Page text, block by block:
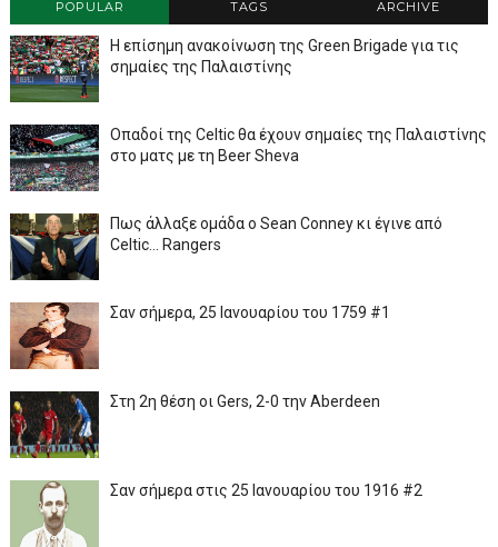
POPULAR TAGS ARCHIVE
Η επίσημη ανακοίνωση της Green Brigade για τις
σημαίες της Παλαιστίνης
Οπαδοί της Celtic θα έχουν σημαίες της Παλαιστίνης
στο ματς με τη Beer Sheva
Πως άλλαξε ομάδα ο Sean Conney κι έγινε από
Celtic... Rangers
Σαν σήμερα, 25 Ιανουαρίου του 1759 #1
Στη 2η θέση οι Gers, 2-0 την Aberdeen
Σαν σήμερα στις 25 Ιανουαρίου του 1916 #2